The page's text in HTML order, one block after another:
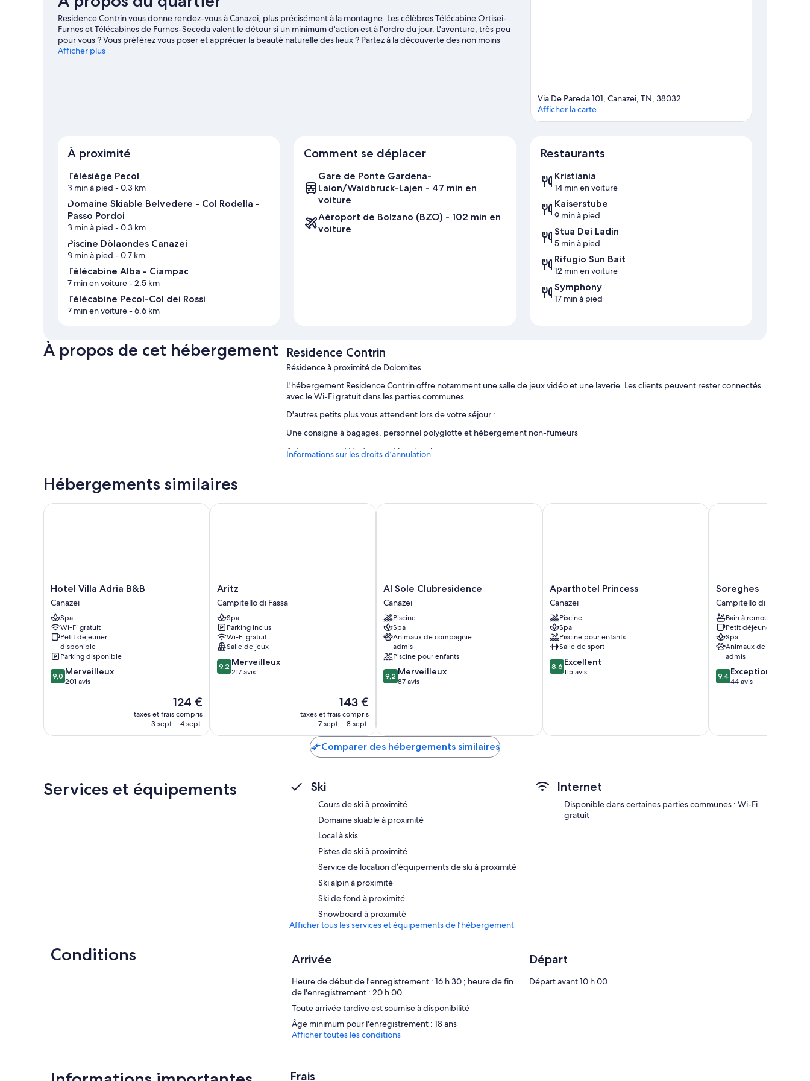
Residence Contrin vous donne rendez-vous à Canazei, plus précisément à la montagne. Les célèbres Télécabine Ortisei-
Furnes et Télécabines de Furnes-Seceda valent le détour si un minimum d'action est à l'ordre du jour. L'aventure, très peu
pour vous ? Vous préférez vous poser et apprécier la beauté naturelle des lieux ? Partez à la découverte des non moins
emblématiques Dolomites et Val Gardena. Les agréables Piscine Dòlaondes Canazei et Refuge Florence méritent aussi une
Afficher plus
Via De Pareda 101, Canazei, TN, 38032
Afficher la carte
À proximité
Télésiège Pecol
3 min à pied - 0.3 km
Domaine Skiable Belvedere - Col Rodella -
Passo Pordoi
3 min à pied - 0.3 km
Piscine Dòlaondes Canazei
8 min à pied - 0.7 km
Télécabine Alba - Ciampac
7 min en voiture- 2.5 km
Télécabine Pecol-Col dei Rossi
7 min en voiture- 6.6 km
Comment se déplacer
Gare de Ponte Gardena-
Laion/Waidbruck-Lajen - 47 min en
voiture
Aéroport de Bolzano (BZO) - 102 min en
voiture
Restaurants
Kristiania
14 min en voiture
Kaiserstube
9 min à pied
Stua Dei Ladin
5 min à pied
Rifugio Sun Bait
12 min en voiture
Symphony
17 min à pied
À propos de cet hébergement Residence Contrin
Résidence à proximité de Dolomites
L'hébergement Residence Contrin offre notamment une salle de jeux vidéo et une laverie. Les clients peuvent rester connectés
avec le Wi-Fi gratuit dans les parties communes.
D'autres petits plus vous attendent lors de votre séjour :
Une consigne à bagages, personnel polyglotte et hébergement non-fumeurs
Autres commodités équipant les chambres :
Informations sur les droits d’annulation
Hébergements similaires
Hotel
Villa
Adria
B&B
Canazei
Hotel Villa Adria B&B
Canazei
Spa
Wi-Fi gratuit
Petit déjeuner
disponible
Parking disponible
9.0
sur
9,0 Merveilleux
201 avis
Le
nouveau
prix
124 €
taxes et frais compris
3 sept. - 4 sept.
Hotel Villa Adria B&B
Aritz
Campitello
di
Fassa
Aritz
Campitello di Fassa
Spa
Parking inclus
Wi-Fi gratuit
Salle de jeux
9.2
sur
9,2 Merveilleux
217 avis
Le
nouveau
prix
de
143 €
143 €
taxes et frais compris
7 sept. - 8 sept.
Aritz
Al
Sole
Clubresidence
Canazei
Al Sole Clubresidence
Canazei
Piscine
Spa
Animaux de compagnie
admis
Piscine pour enfants
9.2
sur
9,2 Merveilleux
87 avis
Al Sole Clubresidence
Aparthotel
Princess
Canazei
Aparthotel Princess
Canazei
Piscine
Spa
Piscine pour enfants
Salle de sport
8.6
sur
8,6 Excellent
115 avis
Aparthotel Princess
Soreghes
Campitello
di
Fassa
Soreghes
Campitello di Fassa
Bain à remous
Petit déjeuner inclus
Spa
Animaux de compagnie
admis
9.4
sur
9,4 Exceptionnel
44 avis
Soreghes
Comparer des hébergements similaires
Services et équipements Ski
Cours de ski à proximité
Domaine skiable à proximité
Local à skis
Pistes de ski à proximité
Service de location d’équipements de ski à proximité
Ski alpin à proximité
Ski de fond à proximité
Snowboard à proximité
Internet
Disponible dans certaines parties communes : Wi-Fi
gratuit
Afficher tous les services et équipements de l’hébergement
Conditions Arrivée
Heure de début de l'enregistrement : 16 h 30 ; heure de fin
de l'enregistrement : 20 h 00.
Toute arrivée tardive est soumise à disponibilité
Âge minimum pour l'enregistrement : 18 ans
Départ
Départ avant 10 h 00
Afficher toutes les conditions
Frais